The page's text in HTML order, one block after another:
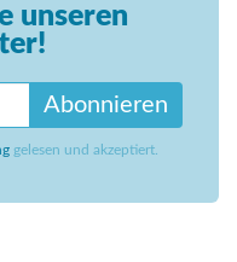
unseren
Abonnieren
gelesen und akzeptiert.